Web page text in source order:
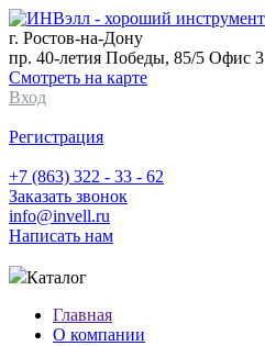
г. Ростов-на-Дону
пр. 40-летия Победы, 85/5 Офис 3
Смотреть на карте
Вход
Регистрация
+7 (863) 322 - 33 - 62
Заказать звонок
info@invell.ru
Написать нам
Каталог
Главная
О компании